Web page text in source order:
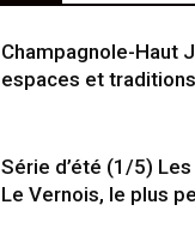
Champagnole-Haut
espaces et
Série d’été (1/5)
Le Vernois, le plus